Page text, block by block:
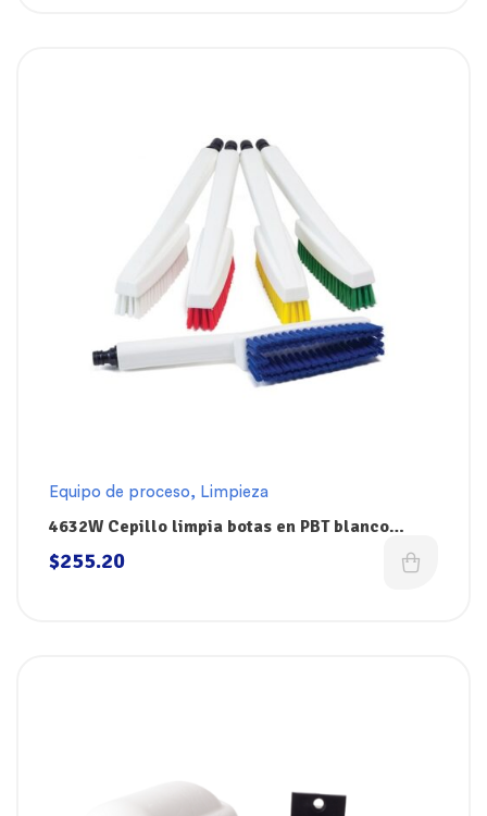
Equipo de proceso, Limpieza
4632W Cepillo limpia botas en PBT blanco
Brushtech El Castor
$255.20